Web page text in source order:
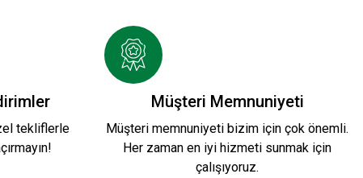
tekliflerle
Müşteri Memnuniyeti
Müşteri memnuniyeti bizim için çok önemli.
Her zaman en iyi hizmeti sunmak için
çalışıyoruz.